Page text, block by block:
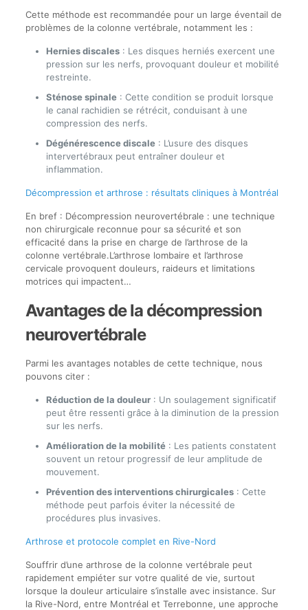
Cette méthode est recommandée pour un large éventail de
problèmes de la colonne vertébrale, notamment les :
Hernies discales: Les disques herniés exercent une
pression sur les nerfs, provoquant douleur et mobilité
restreinte.
Sténose spinale: Cette condition se produit lorsque
le canal rachidien se rétrécit, conduisant à une
compression des nerfs.
Dégénérescence discale: L’usure des disques
intervertébraux peut entraîner douleur et
inflammation.
Décompression et arthrose : résultats cliniques à Montréal
En bref : Décompression neurovertébrale : une technique
non chirurgicale reconnue pour sa sécurité et son
efficacité dans la prise en charge de l’arthrose de la
colonne vertébrale.L’arthrose lombaire et l’arthrose
cervicale provoquent douleurs, raideurs et limitations
motrices qui impactent…
Avantages de la décompression
neurovertébrale
Parmi les avantages notables de cette technique, nous
pouvons citer :
Réduction de la douleur: Un soulagement significatif
peut être ressenti grâce à la diminution de la pression
sur les nerfs.
Amélioration de la mobilité: Les patients constatent
souvent un retour progressif de leur amplitude de
mouvement.
Prévention des interventions chirurgicales: Cette
méthode peut parfois éviter la nécessité de
procédures plus invasives.
Arthrose et protocole complet en Rive-Nord
Souffrir d’une arthrose de la colonne vertébrale peut
rapidement empiéter sur votre qualité de vie, surtout
lorsque la douleur articulaire s’installe avec insistance. Sur
la Rive-Nord, entre Montréal et Terrebonne, une approche